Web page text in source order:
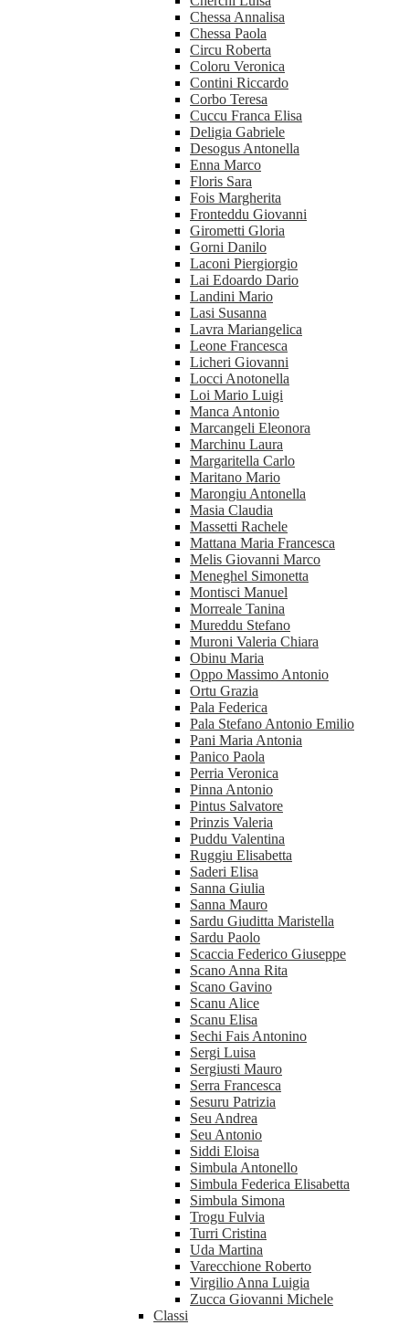
Chessa Annalisa
Chessa Paola
Circu Roberta
Coloru Veronica
Contini Riccardo
Corbo Teresa
Cuccu Franca Elisa
Deligia Gabriele
Desogus Antonella
Enna Marco
Floris Sara
Fois Margherita
Fronteddu Giovanni
Girometti Gloria
Gorni Danilo
Laconi Piergiorgio
Lai Edoardo Dario
Landini Mario
Lasi Susanna
Lavra Mariangelica
Leone Francesca
Licheri Giovanni
Locci Anotonella
Loi Mario Luigi
Manca Antonio
Marcangeli Eleonora
Marchinu Laura
Margaritella Carlo
Maritano Mario
Marongiu Antonella
Masia Claudia
Massetti Rachele
Mattana Maria Francesca
Melis Giovanni Marco
Meneghel Simonetta
Montisci Manuel
Morreale Tanina
Mureddu Stefano
Muroni Valeria Chiara
Obinu Maria
Oppo Massimo Antonio
Ortu Grazia
Pala Federica
Pala Stefano Antonio Emilio
Pani Maria Antonia
Panico Paola
Perria Veronica
Pinna Antonio
Pintus Salvatore
Prinzis Valeria
Puddu Valentina
Ruggiu Elisabetta
Saderi Elisa
Sanna Giulia
Sanna Mauro
Sardu Giuditta Maristella
Sardu Paolo
Scaccia Federico Giuseppe
Scano Anna Rita
Scano Gavino
Scanu Alice
Scanu Elisa
Sechi Fais Antonino
Sergi Luisa
Sergiusti Mauro
Serra Francesca
Sesuru Patrizia
Seu Andrea
Seu Antonio
Siddi Eloisa
Simbula Antonello
Simbula Federica Elisabetta
Simbula Simona
Trogu Fulvia
Turri Cristina
Uda Martina
Varecchione Roberto
Virgilio Anna Luigia
Zucca Giovanni Michele
Classi